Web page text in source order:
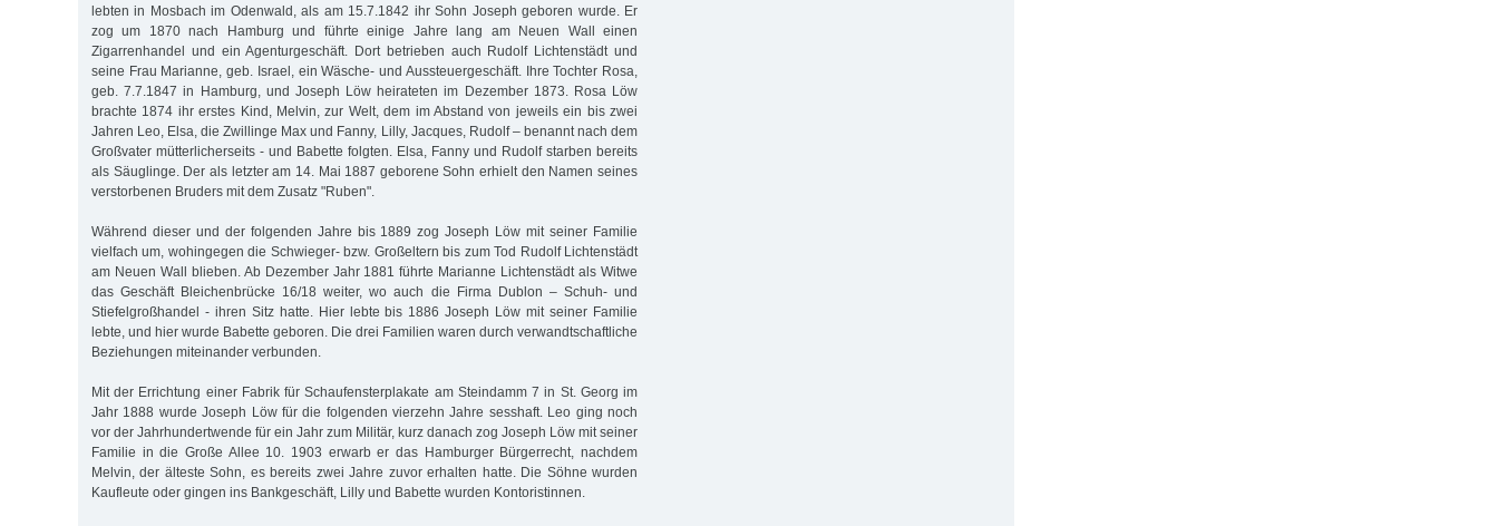
lebten in Mosbach im Odenwald, als am 15.7.1842 ihr Sohn Joseph geboren wurde. Er
zog um 1870 nach Hamburg und führte einige Jahre lang am Neuen Wall einen
Zigarrenhandel und ein Agenturgeschäft. Dort betrieben auch Rudolf Lichtenstädt und
seine Frau Marianne, geb. Israel, ein Wäsche- und Aussteuergeschäft. Ihre Tochter Rosa,
geb. 7.7.1847 in Hamburg, und Joseph Löw heirateten im Dezember 1873. Rosa Löw
brachte 1874 ihr erstes Kind, Melvin, zur Welt, dem im Abstand von jeweils ein bis zwei
Jahren Leo, Elsa, die Zwillinge Max und Fanny, Lilly, Jacques, Rudolf – benannt nach dem
Großvater mütterlicherseits - und Babette folgten. Elsa, Fanny und Rudolf starben bereits
als Säuglinge. Der als letzter am 14. Mai 1887 geborene Sohn erhielt den Namen seines
verstorbenen Bruders mit dem Zusatz "Ruben".
Während dieser und der folgenden Jahre bis 1889 zog Joseph Löw mit seiner Familie
vielfach um, wohingegen die Schwieger- bzw. Großeltern bis zum Tod Rudolf Lichtenstädt
am Neuen Wall blieben. Ab Dezember Jahr 1881 führte Marianne Lichtenstädt als Witwe
das Geschäft Bleichenbrücke 16/18 weiter, wo auch die Firma Dublon – Schuh- und
Stiefelgroßhandel - ihren Sitz hatte. Hier lebte bis 1886 Joseph Löw mit seiner Familie
lebte, und hier wurde Babette geboren. Die drei Familien waren durch verwandtschaftliche
Beziehungen miteinander verbunden.
Mit der Errichtung einer Fabrik für Schaufensterplakate am Steindamm 7 in St. Georg im
Jahr 1888 wurde Joseph Löw für die folgenden vierzehn Jahre sesshaft. Leo ging noch
vor der Jahrhundertwende für ein Jahr zum Militär, kurz danach zog Joseph Löw mit seiner
Familie in die Große Allee 10. 1903 erwarb er das Hamburger Bürgerrecht, nachdem
Melvin, der älteste Sohn, es bereits zwei Jahre zuvor erhalten hatte. Die Söhne wurden
Kaufleute oder gingen ins Bankgeschäft, Lilly und Babette wurden Kontoristinnen.